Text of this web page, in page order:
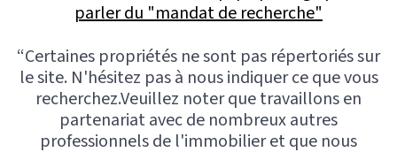
parler du "mandat de recherche"
“Certaines propriétés ne sont pas répertoriés sur
le site. N'hésitez pas à nous indiquer ce que vous
recherchez.Veuillez noter que travaillons en
partenariat avec de nombreux autres
professionnels de l'immobilier et que nous